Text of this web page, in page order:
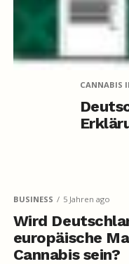
CANNABIS
BUSINESS 5 Jahren ago
Wird
europäische
Cannabis sein?